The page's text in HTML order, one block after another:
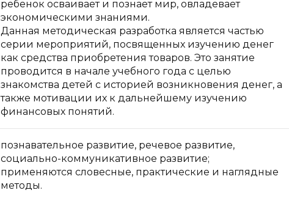
ребенок осваивает и познает мир, овладевает
экономическими знаниями.
Данная методическая разработка является частью
серии мероприятий, посвященных изучению денег
как средства приобретения товаров. Это занятие
проводится в начале учебного года с целью
знакомства детей с историей возникновения денег, а
также мотивации их к дальнейшему изучению
финансовых понятий.
познавательное развитие, речевое развитие,
социально-коммуникативное развитие;
применяются словесные, практические и наглядные
методы.